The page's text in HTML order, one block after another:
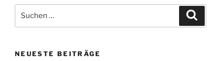
nach:
NEUESTE BEITRÄGE